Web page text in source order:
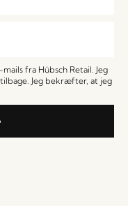
fra Hübsch Retail. Jeg
Jeg bekræfter, at jeg